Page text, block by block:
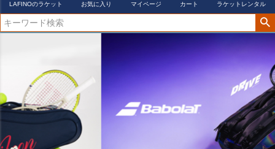
LAFINOのラケット お気に入り マイページ カート ラケットレンタル